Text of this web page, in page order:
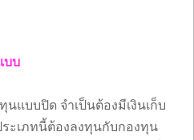
บบ
แบบปิด จำเป็นต้องมีเงินเก็บ
ะเภทนี้ต้องลงทุนกับกองทุน